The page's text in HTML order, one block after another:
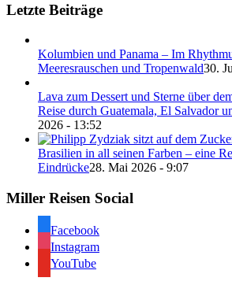
Letzte Beiträge
Kolumbien und Panama – Im
Meeresrauschen und Tropenwald30.
Lava zum Dessert und Sterne über
Reise durch Guatemala, El Salvador
2026 - 13:52
Brasilien in all seinen Farben – eine
Eindrücke28. Mai 2026 - 9:07
Miller Reisen Social
Facebook
Instagram
YouTube